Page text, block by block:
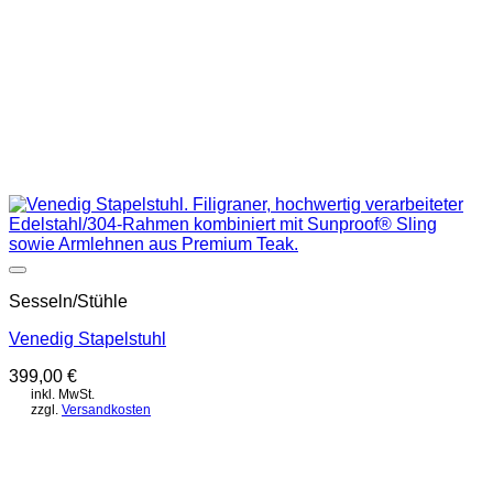
Sesseln/Stühle
Venedig Stapelstuhl
399,00 €
inkl. MwSt.
zzgl. Versandkosten